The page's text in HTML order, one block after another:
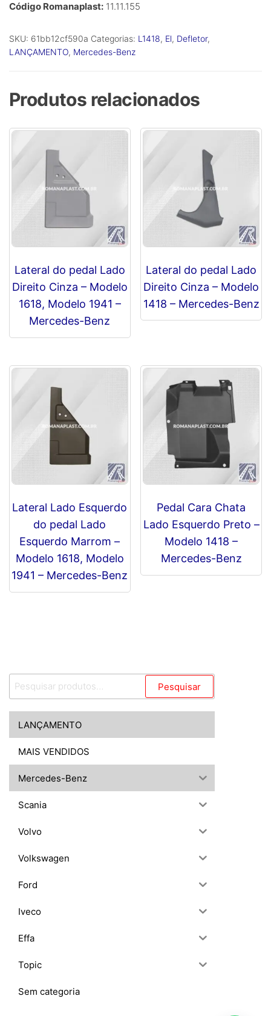
Código Romanaplast: 11.11.155
SKU: 61bb12cf590a Categorias: L1418, El, Defletor,
LANÇAMENTO, Mercedes-Benz
Produtos relacionados
Lateral do pedal Lado
Direito Cinza – Modelo
1618, Modelo 1941 –
Mercedes-Benz
Lateral do pedal Lado
Direito Cinza – Modelo
1418 – Mercedes-Benz
Lateral Lado Esquerdo
do pedal Lado
Esquerdo Marrom –
Modelo 1618, Modelo
1941 – Mercedes-Benz
Pedal Cara Chata
Lado Esquerdo Preto –
Modelo 1418 –
Mercedes-Benz
Pesquisar
Pesquisar
LANÇAMENTO
MAIS VENDIDOS
Mercedes-Benz
Scania
Volvo
Volkswagen
Ford
Iveco
Effa
Topic
Sem categoria